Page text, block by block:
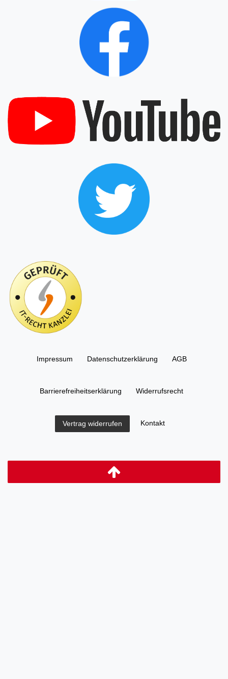
Impressum Daten­schutz­erklärung AGB
Barrierefreiheitserklärung Widerrufs­recht
Vertrag widerrufen Kontakt